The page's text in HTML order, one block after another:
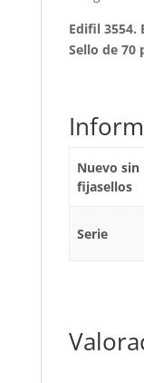
Edifil 3554.
Sello de 70
Nuevo sin
fijasellos
Serie